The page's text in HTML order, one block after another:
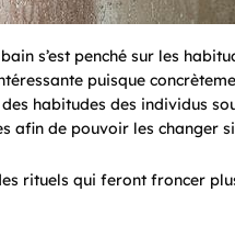
s’est penché sur les
puisque
habitudes des individus
afin de pouvoir les changer
rituels qui feront froncer